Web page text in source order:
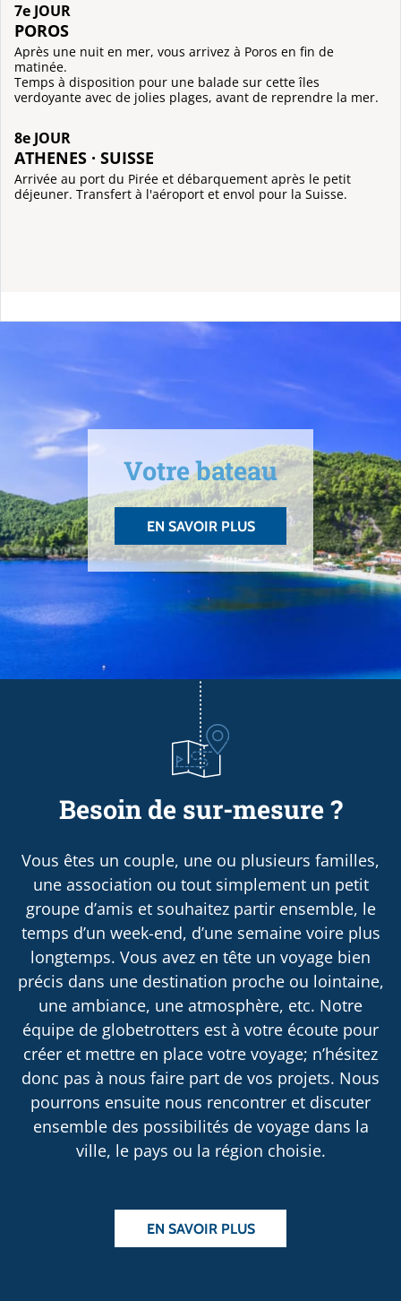
7e JOUR
POROS
Après une nuit en mer, vous arrivez à Poros en fin de
matinée.
Temps à disposition pour une balade sur cette îles
verdoyante avec de jolies plages, avant de reprendre la mer.
8e JOUR
ATHENES · SUISSE
Arrivée au port du Pirée et débarquement après le petit
déjeuner. Transfert à l'aéroport et envol pour la Suisse.
Votre bateau
EN SAVOIR PLUS
Besoin de sur-mesure ?
Vous êtes un couple, une ou plusieurs familles,
une association ou tout simplement un petit
groupe d’amis et souhaitez partir ensemble, le
temps d’un week-end, d’une semaine voire plus
longtemps. Vous avez en tête un voyage bien
précis dans une destination proche ou lointaine,
une ambiance, une atmosphère, etc. Notre
équipe de globetrotters est à votre écoute pour
créer et mettre en place votre voyage; n’hésitez
donc pas à nous faire part de vos projets. Nous
pourrons ensuite nous rencontrer et discuter
ensemble des possibilités de voyage dans la
ville, le pays ou la région choisie.
EN SAVOIR PLUS